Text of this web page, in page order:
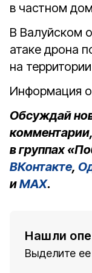
в частном
В Валуйском
атаке дрона
на
Информация о
Обсуждай
в группах
ВКонтакте,
иMAX.
Нашли
Выделите